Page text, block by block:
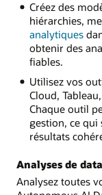
Créez des
hiérarchies,
analytiques
obtenir des
fiables.
Utilisez vos
Cloud,
Chaque outil
gestion, ce qui
résultats
Analyses de
Analysez toutes